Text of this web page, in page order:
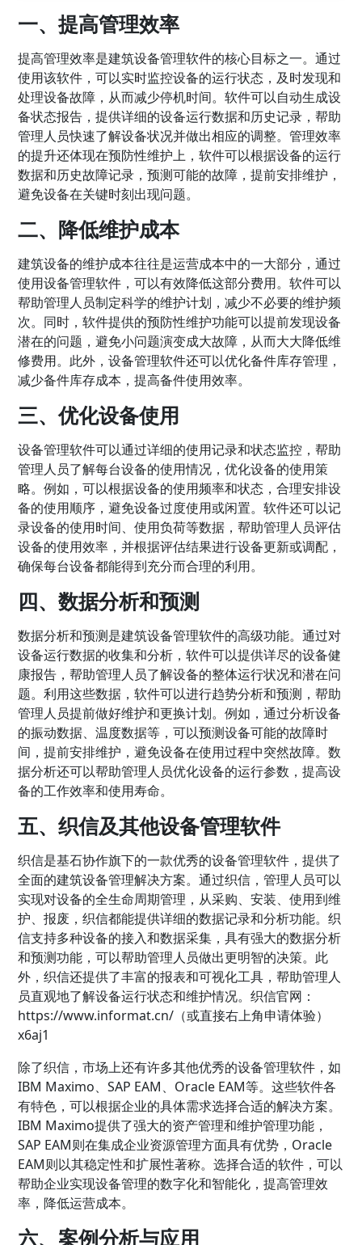
一、提高管理效率
提高管理效率是建筑设备管理软件的核心目标之一。通过
使用该软件，可以实时监控设备的运行状态，及时发现和
处理设备故障，从而减少停机时间。软件可以自动生成设
备状态报告，提供详细的设备运行数据和历史记录，帮助
管理人员快速了解设备状况并做出相应的调整。管理效率
的提升还体现在预防性维护上，软件可以根据设备的运行
数据和历史故障记录，预测可能的故障，提前安排维护，
避免设备在关键时刻出现问题。
二、降低维护成本
建筑设备的维护成本往往是运营成本中的一大部分，通过
使用设备管理软件，可以有效降低这部分费用。软件可以
帮助管理人员制定科学的维护计划，减少不必要的维护频
次。同时，软件提供的预防性维护功能可以提前发现设备
潜在的问题，避免小问题演变成大故障，从而大大降低维
修费用。此外，设备管理软件还可以优化备件库存管理，
减少备件库存成本，提高备件使用效率。
三、优化设备使用
设备管理软件可以通过详细的使用记录和状态监控，帮助
管理人员了解每台设备的使用情况，优化设备的使用策
略。例如，可以根据设备的使用频率和状态，合理安排设
备的使用顺序，避免设备过度使用或闲置。软件还可以记
录设备的使用时间、使用负荷等数据，帮助管理人员评估
设备的使用效率，并根据评估结果进行设备更新或调配，
确保每台设备都能得到充分而合理的利用。
四、数据分析和预测
数据分析和预测是建筑设备管理软件的高级功能。通过对
设备运行数据的收集和分析，软件可以提供详尽的设备健
康报告，帮助管理人员了解设备的整体运行状况和潜在问
题。利用这些数据，软件可以进行趋势分析和预测，帮助
管理人员提前做好维护和更换计划。例如，通过分析设备
的振动数据、温度数据等，可以预测设备可能的故障时
间，提前安排维护，避免设备在使用过程中突然故障。数
据分析还可以帮助管理人员优化设备的运行参数，提高设
备的工作效率和使用寿命。
五、织信及其他设备管理软件
织信是基石协作旗下的一款优秀的设备管理软件，提供了
全面的建筑设备管理解决方案。通过织信，管理人员可以
实现对设备的全生命周期管理，从采购、安装、使用到维
护、报废，织信都能提供详细的数据记录和分析功能。织
信支持多种设备的接入和数据采集，具有强大的数据分析
和预测功能，可以帮助管理人员做出更明智的决策。此
外，织信还提供了丰富的报表和可视化工具，帮助管理人
员直观地了解设备运行状态和维护情况。织信官网：
https://www.informat.cn/（或直接右上角申请体验）
x6aj1
除了织信，市场上还有许多其他优秀的设备管理软件，如
IBM Maximo、SAP EAM、Oracle EAM等。这些软件各
有特色，可以根据企业的具体需求选择合适的解决方案。
IBM Maximo提供了强大的资产管理和维护管理功能，
SAP EAM则在集成企业资源管理方面具有优势，Oracle
EAM则以其稳定性和扩展性著称。选择合适的软件，可以
帮助企业实现设备管理的数字化和智能化，提高管理效
率，降低运营成本。
六、案例分析与应用